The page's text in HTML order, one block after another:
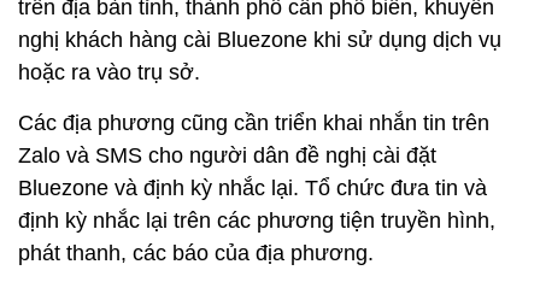
trên địa bàn tỉnh, thành phố cần phổ biến, khuyến
nghị khách hàng cài Bluezone khi sử dụng dịch vụ
hoặc ra vào trụ sở.
Các địa phương cũng cần triển khai nhắn tin trên
Zalo và SMS cho người dân đề nghị cài đặt
Bluezone và định kỳ nhắc lại. Tổ chức đưa tin và
định kỳ nhắc lại trên các phương tiện truyền hình,
phát thanh, các báo của địa phương.